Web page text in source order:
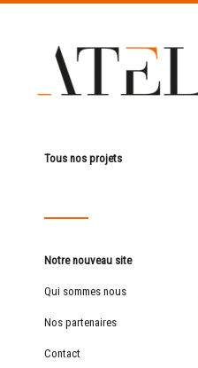
Tous nos projets
Notre nouveau site
Qui sommes nous
Nos partenaires
Contact